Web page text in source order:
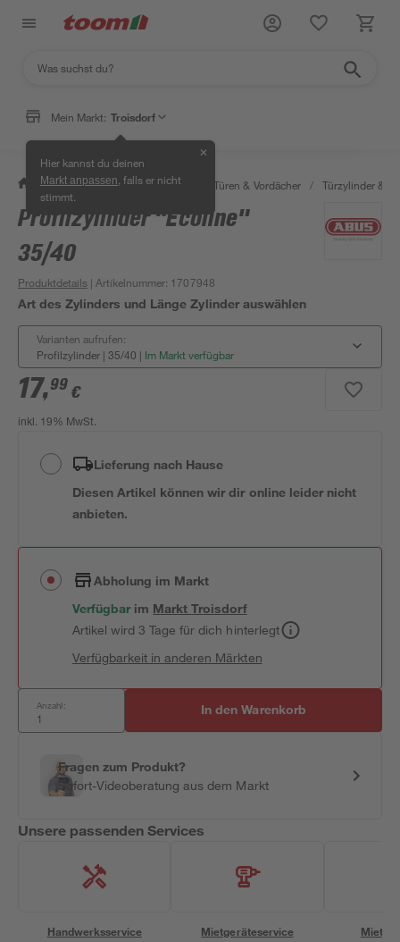
Mein Markt: Troisdorf
Hier kannst du deinen
Markt anpassen , falls er nicht
stimmt.
✕
/ Bauen & Renovieren / Fenster, Türen & Vordächer / Türzylinder &
Profilzylinder "Ecoline"
35/40
Produktdetails | Artikelnummer: 1707948
Art des Zylinders und Länge Zylinder auswählen
Varianten aufrufen:
Profilzylinder | 35/40 | Im Markt verfügbar
17,99 €
inkl. 19% MwSt.
Lieferung nach Hause
Diesen Artikel können wir dir online leider nicht
anbieten.
Abholung im Markt
Verfügbar im MarktTroisdorf
Artikel wird 3 Tage für dich hinterlegt
Verfügbarkeit in anderen Märkten
Anzahl: In den Warenkorb
Fragen zum Produkt?
Sofort-Videoberatung aus dem Markt
Unsere passenden Services
Handwerksservice Mietgeräteservice